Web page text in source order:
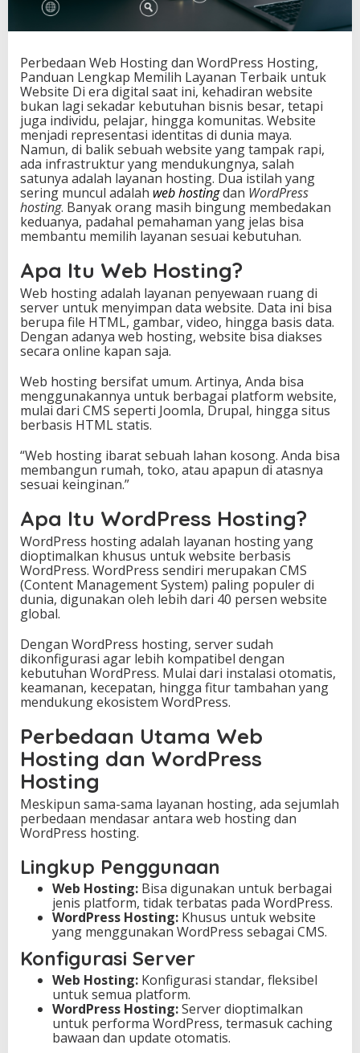
n
d
P
r
e
s
s
H
o
s
t
i
n
g
P
a
n
d
u
a
n
e
n
g
k
p
M
i
i
h
L
a
y
a
n
T
e
r
k
t
u
k
e
b
s
i
t
e
Perbedaan Web Hosting dan WordPress Hosting,
Panduan Lengkap Memilih Layanan Terbaik untuk
Website Di era digital saat ini, kehadiran website
bukan lagi sekadar kebutuhan bisnis besar, tetapi
juga individu, pelajar, hingga komunitas. Website
menjadi representasi identitas di dunia maya.
Namun, di balik sebuah website yang tampak rapi,
ada infrastruktur yang mendukungnya, salah
satunya adalah layanan hosting. Dua istilah yang
sering muncul adalah web hostingdan WordPress
hosting. Banyak orang masih bingung membedakan
keduanya, padahal pemahaman yang jelas bisa
membantu memilih layanan sesuai kebutuhan.
Apa Itu Web Hosting?
Web hosting adalah layanan penyewaan ruang di
server untuk menyimpan data website. Data ini bisa
berupa file HTML, gambar, video, hingga basis data.
Dengan adanya web hosting, website bisa diakses
secara online kapan saja.
Web hosting bersifat umum. Artinya, Anda bisa
menggunakannya untuk berbagai platform website,
mulai dari CMS seperti Joomla, Drupal, hingga situs
berbasis HTML statis.
“Web hosting ibarat sebuah lahan kosong. Anda bisa
membangun rumah, toko, atau apapun di atasnya
sesuai keinginan.”
Apa Itu WordPress Hosting?
WordPress hosting adalah layanan hosting yang
dioptimalkan khusus untuk website berbasis
WordPress. WordPress sendiri merupakan CMS
(Content Management System) paling populer di
dunia, digunakan oleh lebih dari 40 persen website
global.
Dengan WordPress hosting, server sudah
dikonfigurasi agar lebih kompatibel dengan
kebutuhan WordPress. Mulai dari instalasi otomatis,
keamanan, kecepatan, hingga fitur tambahan yang
mendukung ekosistem WordPress.
Perbedaan Utama Web
Hosting dan WordPress
Hosting
Meskipun sama-sama layanan hosting, ada sejumlah
perbedaan mendasar antara web hosting dan
WordPress hosting.
Lingkup Penggunaan
Web Hosting: Bisa digunakan untuk berbagai
jenis platform, tidak terbatas pada WordPress.
WordPress Hosting: Khusus untuk website
yang menggunakan WordPress sebagai CMS.
Konfigurasi Server
Web Hosting: Konfigurasi standar, fleksibel
untuk semua platform.
WordPress Hosting:Server dioptimalkan
untuk performa WordPress, termasuk caching
bawaan dan update otomatis.